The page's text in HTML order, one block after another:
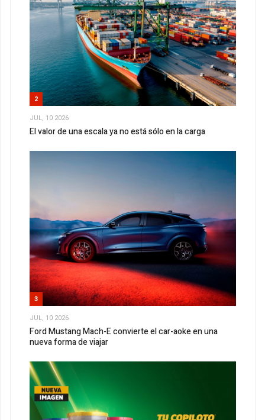
2
JUL, 10 2026
El valor de una escala ya no está sólo en la carga
3
JUL, 10 2026
Ford Mustang Mach-E convierte el car-aoke en una
nueva forma de viajar